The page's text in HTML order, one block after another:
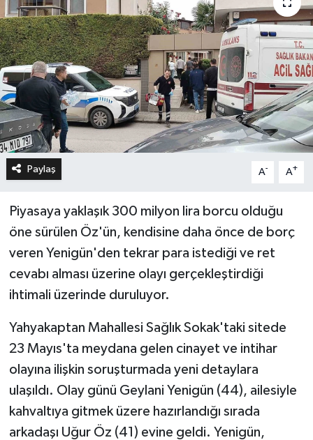
Paylaş A- A+
Piyasaya yaklaşık 300 milyon lira borcu olduğu
öne sürülen Öz'ün, kendisine daha önce de borç
veren Yenigün'den tekrar para istediği ve ret
cevabı alması üzerine olayı gerçekleştirdiği
ihtimali üzerinde duruluyor.
Yahyakaptan Mahallesi Sağlık Sokak'taki sitede
23 Mayıs'ta meydana gelen cinayet ve intihar
olayına ilişkin soruşturmada yeni detaylara
ulaşıldı. Olay günü Geylani Yenigün (44), ailesiyle
kahvaltıya gitmek üzere hazırlandığı sırada
arkadaşı Uğur Öz (41) evine geldi. Yenigün,